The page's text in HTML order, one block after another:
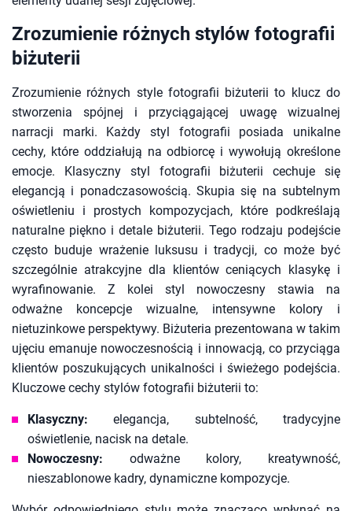
Zrozumienie różnych stylów fotografii
biżuterii
Zrozumienie różnych style fotografii biżuterii to klucz do
stworzenia spójnej i przyciągającej uwagę wizualnej
narracji marki. Każdy styl fotografii posiada unikalne
cechy, które oddziałują na odbiorcę i wywołują określone
emocje. Klasyczny styl fotografii biżuterii cechuje się
elegancją i ponadczasowością. Skupia się na subtelnym
oświetleniu i prostych kompozycjach, które podkreślają
naturalne piękno i detale biżuterii. Tego rodzaju podejście
często buduje wrażenie luksusu i tradycji, co może być
szczególnie atrakcyjne dla klientów ceniących klasykę i
wyrafinowanie. Z kolei styl nowoczesny stawia na
odważne koncepcje wizualne, intensywne kolory i
nietuzinkowe perspektywy. Biżuteria prezentowana w takim
ujęciu emanuje nowoczesnością i innowacją, co przyciąga
klientów poszukujących unikalności i świeżego podejścia.
Kluczowe cechy stylów fotografii biżuterii to:
Klasyczny: elegancja, subtelność, tradycyjne
oświetlenie, nacisk na detale.
Nowoczesny: odważne kolory, kreatywność,
nieszablonowe kadry, dynamiczne kompozycje.